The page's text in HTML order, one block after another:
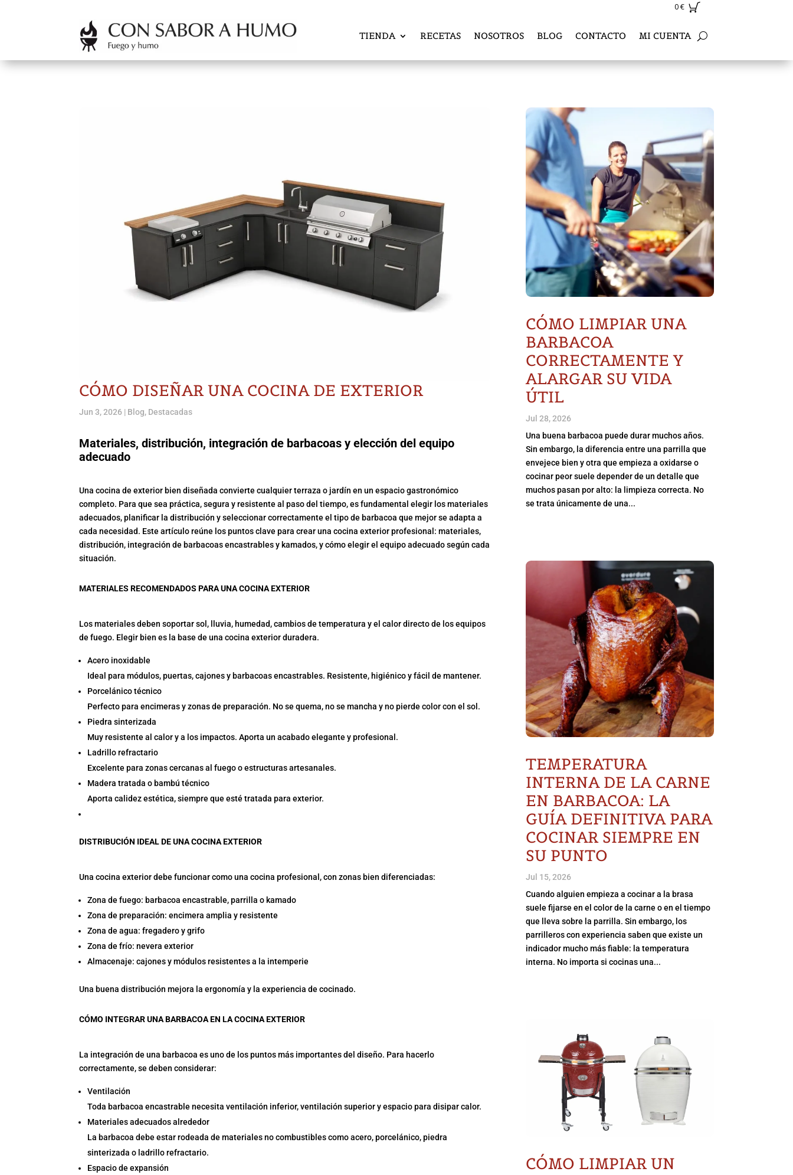
0€
TIENDA RECETAS NOSOTROS BLOG CONTACTO MI CUENTA
CÓMO DISEÑAR UNA COCINA DE EXTERIOR
Jun 3, 2026 | Blog, Destacadas
Materiales, distribución, integración de barbacoas y elección del equipo
adecuado
Una cocina de exterior bien diseñada convierte cualquier terraza o jardín en un espacio gastronómico
completo. Para que sea práctica, segura y resistente al paso del tiempo, es fundamental elegir los materiales
adecuados, planificar la distribución y seleccionar correctamente el tipo de barbacoa que mejor se adapta a
cada necesidad. Este artículo reúne los puntos clave para crear una cocina exterior profesional: materiales,
distribución, integración de barbacoas encastrables y kamados, y cómo elegir el equipo adecuado según cada
situación.
MATERIALES RECOMENDADOS PARA UNA COCINA EXTERIOR
Los materiales deben soportar sol, lluvia, humedad, cambios de temperatura y el calor directo de los equipos
de fuego. Elegir bien es la base de una cocina exterior duradera.
Acero inoxidable
Ideal para módulos, puertas, cajones y barbacoas encastrables. Resistente, higiénico y fácil de mantener.
Porcelánico técnico
Perfecto para encimeras y zonas de preparación. No se quema, no se mancha y no pierde color con el sol.
Piedra sinterizada
Muy resistente al calor y a los impactos. Aporta un acabado elegante y profesional.
Ladrillo refractario
Excelente para zonas cercanas al fuego o estructuras artesanales.
Madera tratada o bambú técnico
Aporta calidez estética, siempre que esté tratada para exterior.
DISTRIBUCIÓN IDEAL DE UNA COCINA EXTERIOR
Una cocina exterior debe funcionar como una cocina profesional, con zonas bien diferenciadas:
Zona de fuego: barbacoa encastrable, parrilla o kamado
Zona de preparación: encimera amplia y resistente
Zona de agua: fregadero y grifo
Zona de frío: nevera exterior
Almacenaje: cajones y módulos resistentes a la intemperie
Una buena distribución mejora la ergonomía y la experiencia de cocinado.
CÓMO INTEGRAR UNA BARBACOA EN LA COCINA EXTERIOR
La integración de una barbacoa es uno de los puntos más importantes del diseño. Para hacerlo
correctamente, se deben considerar:
Ventilación
Toda barbacoa encastrable necesita ventilación inferior, ventilación superior y espacio para disipar calor.
Materiales adecuados alrededor
La barbacoa debe estar rodeada de materiales no combustibles como acero, porcelánico, piedra
sinterizada o ladrillo refractario.
Espacio de expansión
CÓMO LIMPIAR UNA
BARBACOA
CORRECTAMENTE Y
ALARGAR SU VIDA
ÚTIL
Jul 28, 2026
Una buena barbacoa puede durar muchos años.
Sin embargo, la diferencia entre una parrilla que
envejece bien y otra que empieza a oxidarse o
cocinar peor suele depender de un detalle que
muchos pasan por alto: la limpieza correcta. No
se trata únicamente de una...
TEMPERATURA
INTERNA DE LA CARNE
EN BARBACOA: LA
GUÍA DEFINITIVA PARA
COCINAR SIEMPRE EN
SU PUNTO
Jul 15, 2026
Cuando alguien empieza a cocinar a la brasa
suele fijarse en el color de la carne o en el tiempo
que lleva sobre la parrilla. Sin embargo, los
parrilleros con experiencia saben que existe un
indicador mucho más fiable: la temperatura
interna. No importa si cocinas una...
CÓMO LIMPIAR UN